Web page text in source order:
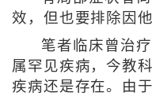
效，但也要排除因
笔者临床曾治
属罕见疾病，今教
疾病还是存在。由